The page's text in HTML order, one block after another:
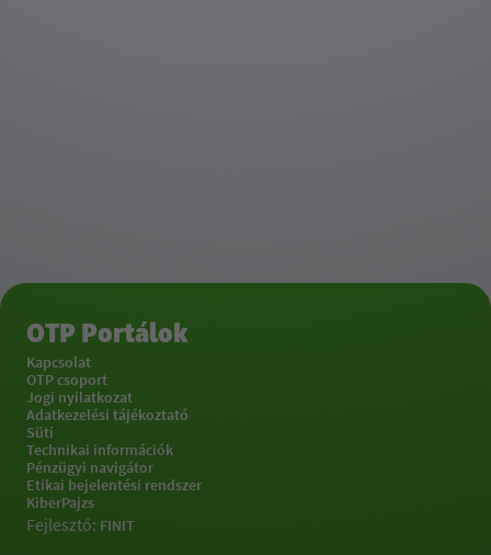
OTP Portálok
Kapcsolat
OTP csoport
Jogi nyilatkozat
Adatkezelési tájékoztató
Süti
Technikai információk
Pénzügyi navigátor
Etikai bejelentési rendszer
KiberPajzs
Fejlesztő: FINIT